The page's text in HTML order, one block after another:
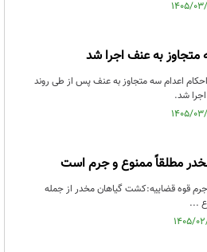
متجاوز به عنف اجرا شد
احکام اعدام سه متجاوز به عنف پس از طی روند
شد.
مطلقاً ممنوع و جرم است
قوه قضاییه:کشت گیاهان مخدر از جمله
...